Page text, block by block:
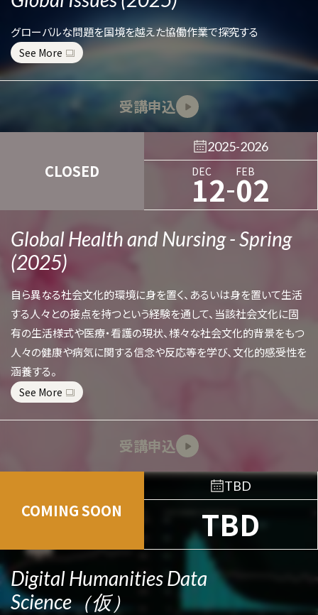
グローバルな問題を国境を越えた協働作業で探究する
See More
受講申込
CLOSED
2025-2026
DEC
12-FEB
02
Global Health and Nursing - Spring
(2025)
自ら異なる社会文化的環境に身を置く、あるいは身を置いて生活
する人々との接点を持つという経験を通して、当該社会文化に固
有の生活様式や医療・看護の現状、様々な社会文化的背景をもつ
人々の健康や病気に関する信念や反応等を学び、文化的感受性を
涵養する。
See More
受講申込
COMING SOON
TBD
TBD
Digital Humanities Data
Science（仮）